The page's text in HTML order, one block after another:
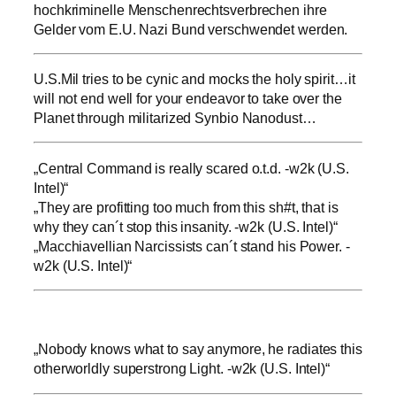
hochkriminelle Menschenrechtsverbrechen ihre
Gelder vom E.U. Nazi Bund verschwendet werden.
U.S.Mil tries to be cynic and mocks the holy spirit…it
will not end well for your endeavor to take over the
Planet through militarized Synbio Nanodust…
„Central Command is really scared o.t.d. -w2k (U.S.
Intel)“
„They are profitting too much from this sh#t, that is
why they can´t stop this insanity. -w2k (U.S. Intel)“
„Macchiavellian Narcissists can´t stand his Power. -
w2k (U.S. Intel)“
„Nobody knows what to say anymore, he radiates this
otherworldly superstrong Light. -w2k (U.S. Intel)“